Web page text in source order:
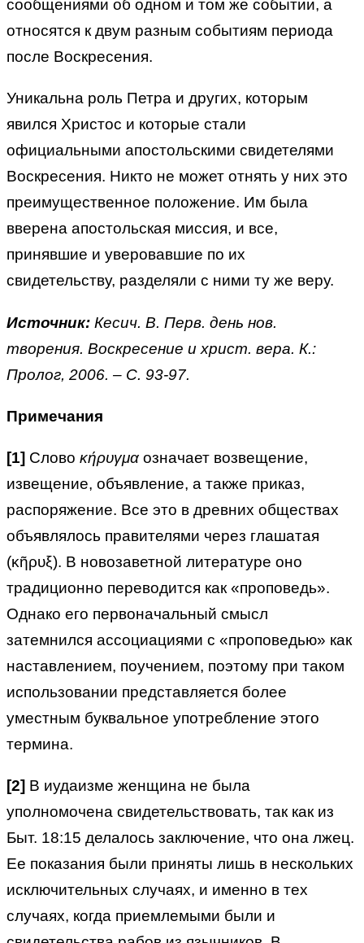
сообщениями об одном и том же событии, а
относятся к двум разным событиям периода
после Воскресения.
Уникальна роль Петра и других, которым
явился Христос и которые стали
официальными апостольскими свидетелями
Воскресения. Никто не может отнять у них это
преимущественное положение. Им была
вверена апостольская миссия, и все,
принявшие и уверовавшие по их
свидетельству, разделяли с ними ту же веру.
Источник: Кесич. В. Перв. день нов.
творения. Воскресение и христ. вера. К.:
Пролог, 2006. – С. 93-97.
Примечания
[1] Слово κήρυγμα означает возвещение,
извещение, объявление, а также приказ,
распоряжение. Все это в древних обществах
объявлялось правителями через глашатая
(κῆρυξ). В новозаветной литературе оно
традиционно переводится как «проповедь».
Однако его первоначальный смысл
затемнился ассоциациями с «проповедью» как
наставлением, поучением, поэтому при таком
использовании представляется более
уместным буквальное употребление этого
термина.
[2] В иудаизме женщина не была
уполномочена свидетельствовать, так как из
Быт. 18:15 делалось заключение, что она лжец.
Ее показания были приняты лишь в нескольких
исключительных случаях, и именно в тех
случаях, когда приемлемыми были и